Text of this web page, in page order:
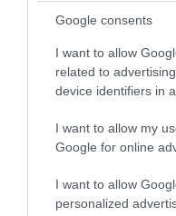
Google consents
I want to allow
related to
device identifiers in
I want to allow my
Google for online
I want to allow
personalized
Η συμφωνία που
αποτέλεσμα:
-Των
ιδιώτες
τραπεζών (Thrivest
-Της διερεύνησης